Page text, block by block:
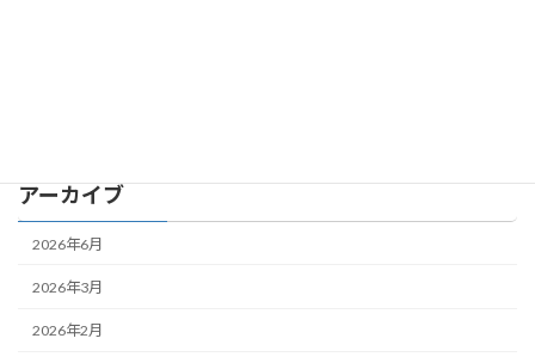
アーカイブ
2026年6月
2026年3月
2026年2月